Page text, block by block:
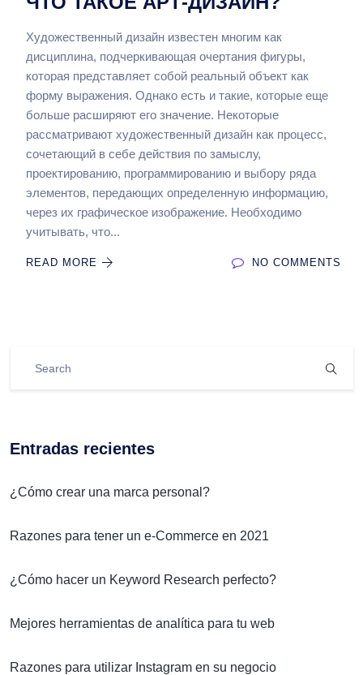
Художественный дизайн известен многим как
дисциплина, подчеркивающая очертания фигуры,
которая представляет собой реальный объект как
форму выражения. Однако есть и такие, которые еще
больше расширяют его значение. Некоторые
рассматривают художественный дизайн как процесс,
сочетающий в себе действия по замыслу,
проектированию, программированию и выбору ряда
элементов, передающих определенную информацию,
через их графическое изображение. Необходимо
учитывать, что...
READ MORE NO COMMENTS
Entradas recientes
¿Cómo crear una marca personal?
Razones para tener un e-Commerce en 2021
¿Cómo hacer un Keyword Research perfecto?
Mejores herramientas de analítica para tu web
Razones para utilizar Instagram en su negocio